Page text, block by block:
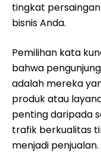
tingkat
bisnis Anda.
Pemilihan kata
bahwa
adalah mereka
produk atau
penting daripada
trafik berkualitas
menjadi penjualan.